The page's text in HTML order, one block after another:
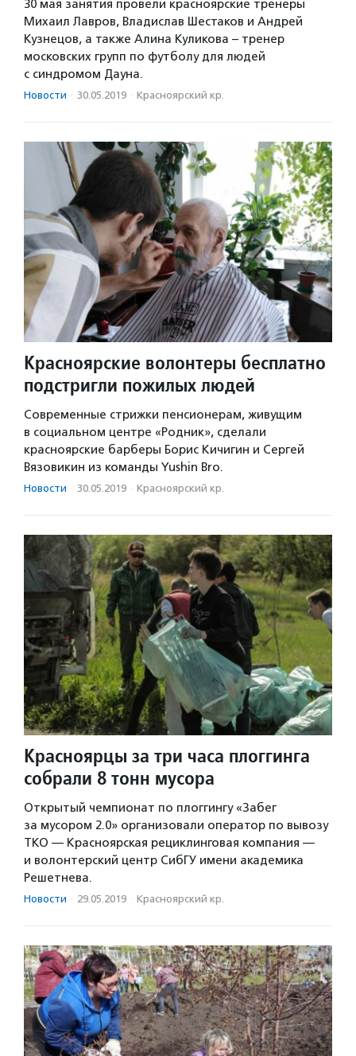
30 мая занятия провели красноярские тренеры
Михаил Лавров, Владислав Шестаков и Андрей
Кузнецов, а также Алина Куликова – тренер
московских групп по футболу для людей
с синдромом Дауна.
Новости · 30.05.2019 · Красноярский кр.
Красноярские волонтеры бесплатно
подстригли пожилых людей
Современные стрижки пенсионерам, живущим
в социальном центре «Родник», сделали
красноярские барберы Борис Кичигин и Сергей
Вязовикин из команды Yushin Bro.
Новости · 30.05.2019 · Красноярский кр.
Красноярцы за три часа плоггинга
собрали 8 тонн мусора
Открытый чемпионат по плоггингу «Забег
за мусором 2.0» организовали оператор по вывозу
ТКО — Красноярская рециклинговая компания —
и волонтерский центр СибГУ имени академика
Решетнева.
Новости · 29.05.2019 · Красноярский кр.